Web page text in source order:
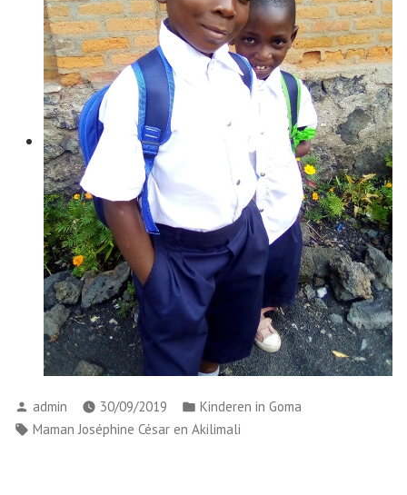
admin 30/09/2019
Kinderen in Goma
Maman Joséphine César en Akilimali